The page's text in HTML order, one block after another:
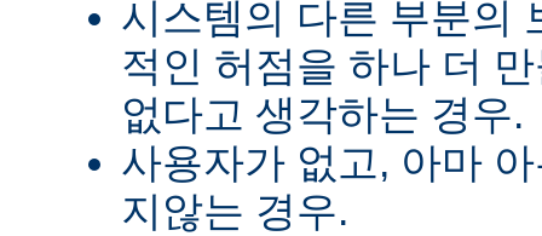
시스템의 다른 부분의
적인 허점을 하나 더
없다고 생각하는 경우.
사용자가 없고, 아마
지않는 경우.